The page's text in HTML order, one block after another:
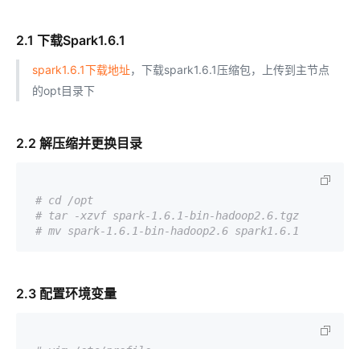
2.1 下载Spark1.6.1
spark1.6.1下载地址，下载spark1.6.1压缩包，上传到主节点
的opt目录下
2.2 解压缩并更换目录
# cd /opt
# tar -xzvf spark-1.6.1-bin-hadoop2.6.tgz
# mv spark-1.6.1-bin-hadoop2.6 spark1.6.1
2.3 配置环境变量